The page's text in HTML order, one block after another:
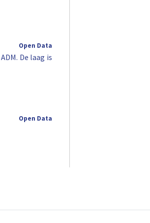
Open Data
De laag is
Open Data